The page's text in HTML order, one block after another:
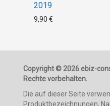
2019
9,90 €
Copyright © 2026 ebiz-
Rechte vorbehalten.
Die auf dieser Seite
Produktbezeichnungen,